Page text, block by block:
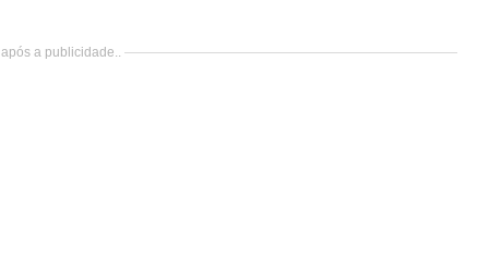
a publicidade..